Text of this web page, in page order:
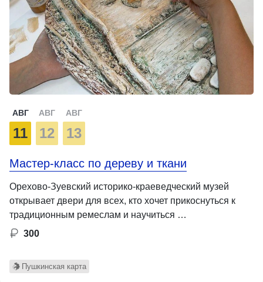
АВГ
11
АВГ
12
АВГ
13
Мастер-класс по дереву и ткани
Орехово-Зуевский историко-краеведческий музей
открывает двери для всех, кто хочет прикоснуться к
традиционным ремеслам и научиться …
300
Пушкинская карта